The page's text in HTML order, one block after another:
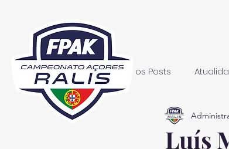
Todos os Posts
Luís